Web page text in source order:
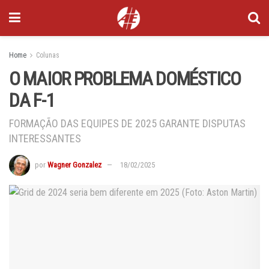
Home Colunas
O MAIOR PROBLEMA DOMÉSTICO
DA F-1
FORMAÇÃO DAS EQUIPES DE 2025 GARANTE DISPUTAS
INTERESSANTES
por Wagner Gonzalez 18/02/2025